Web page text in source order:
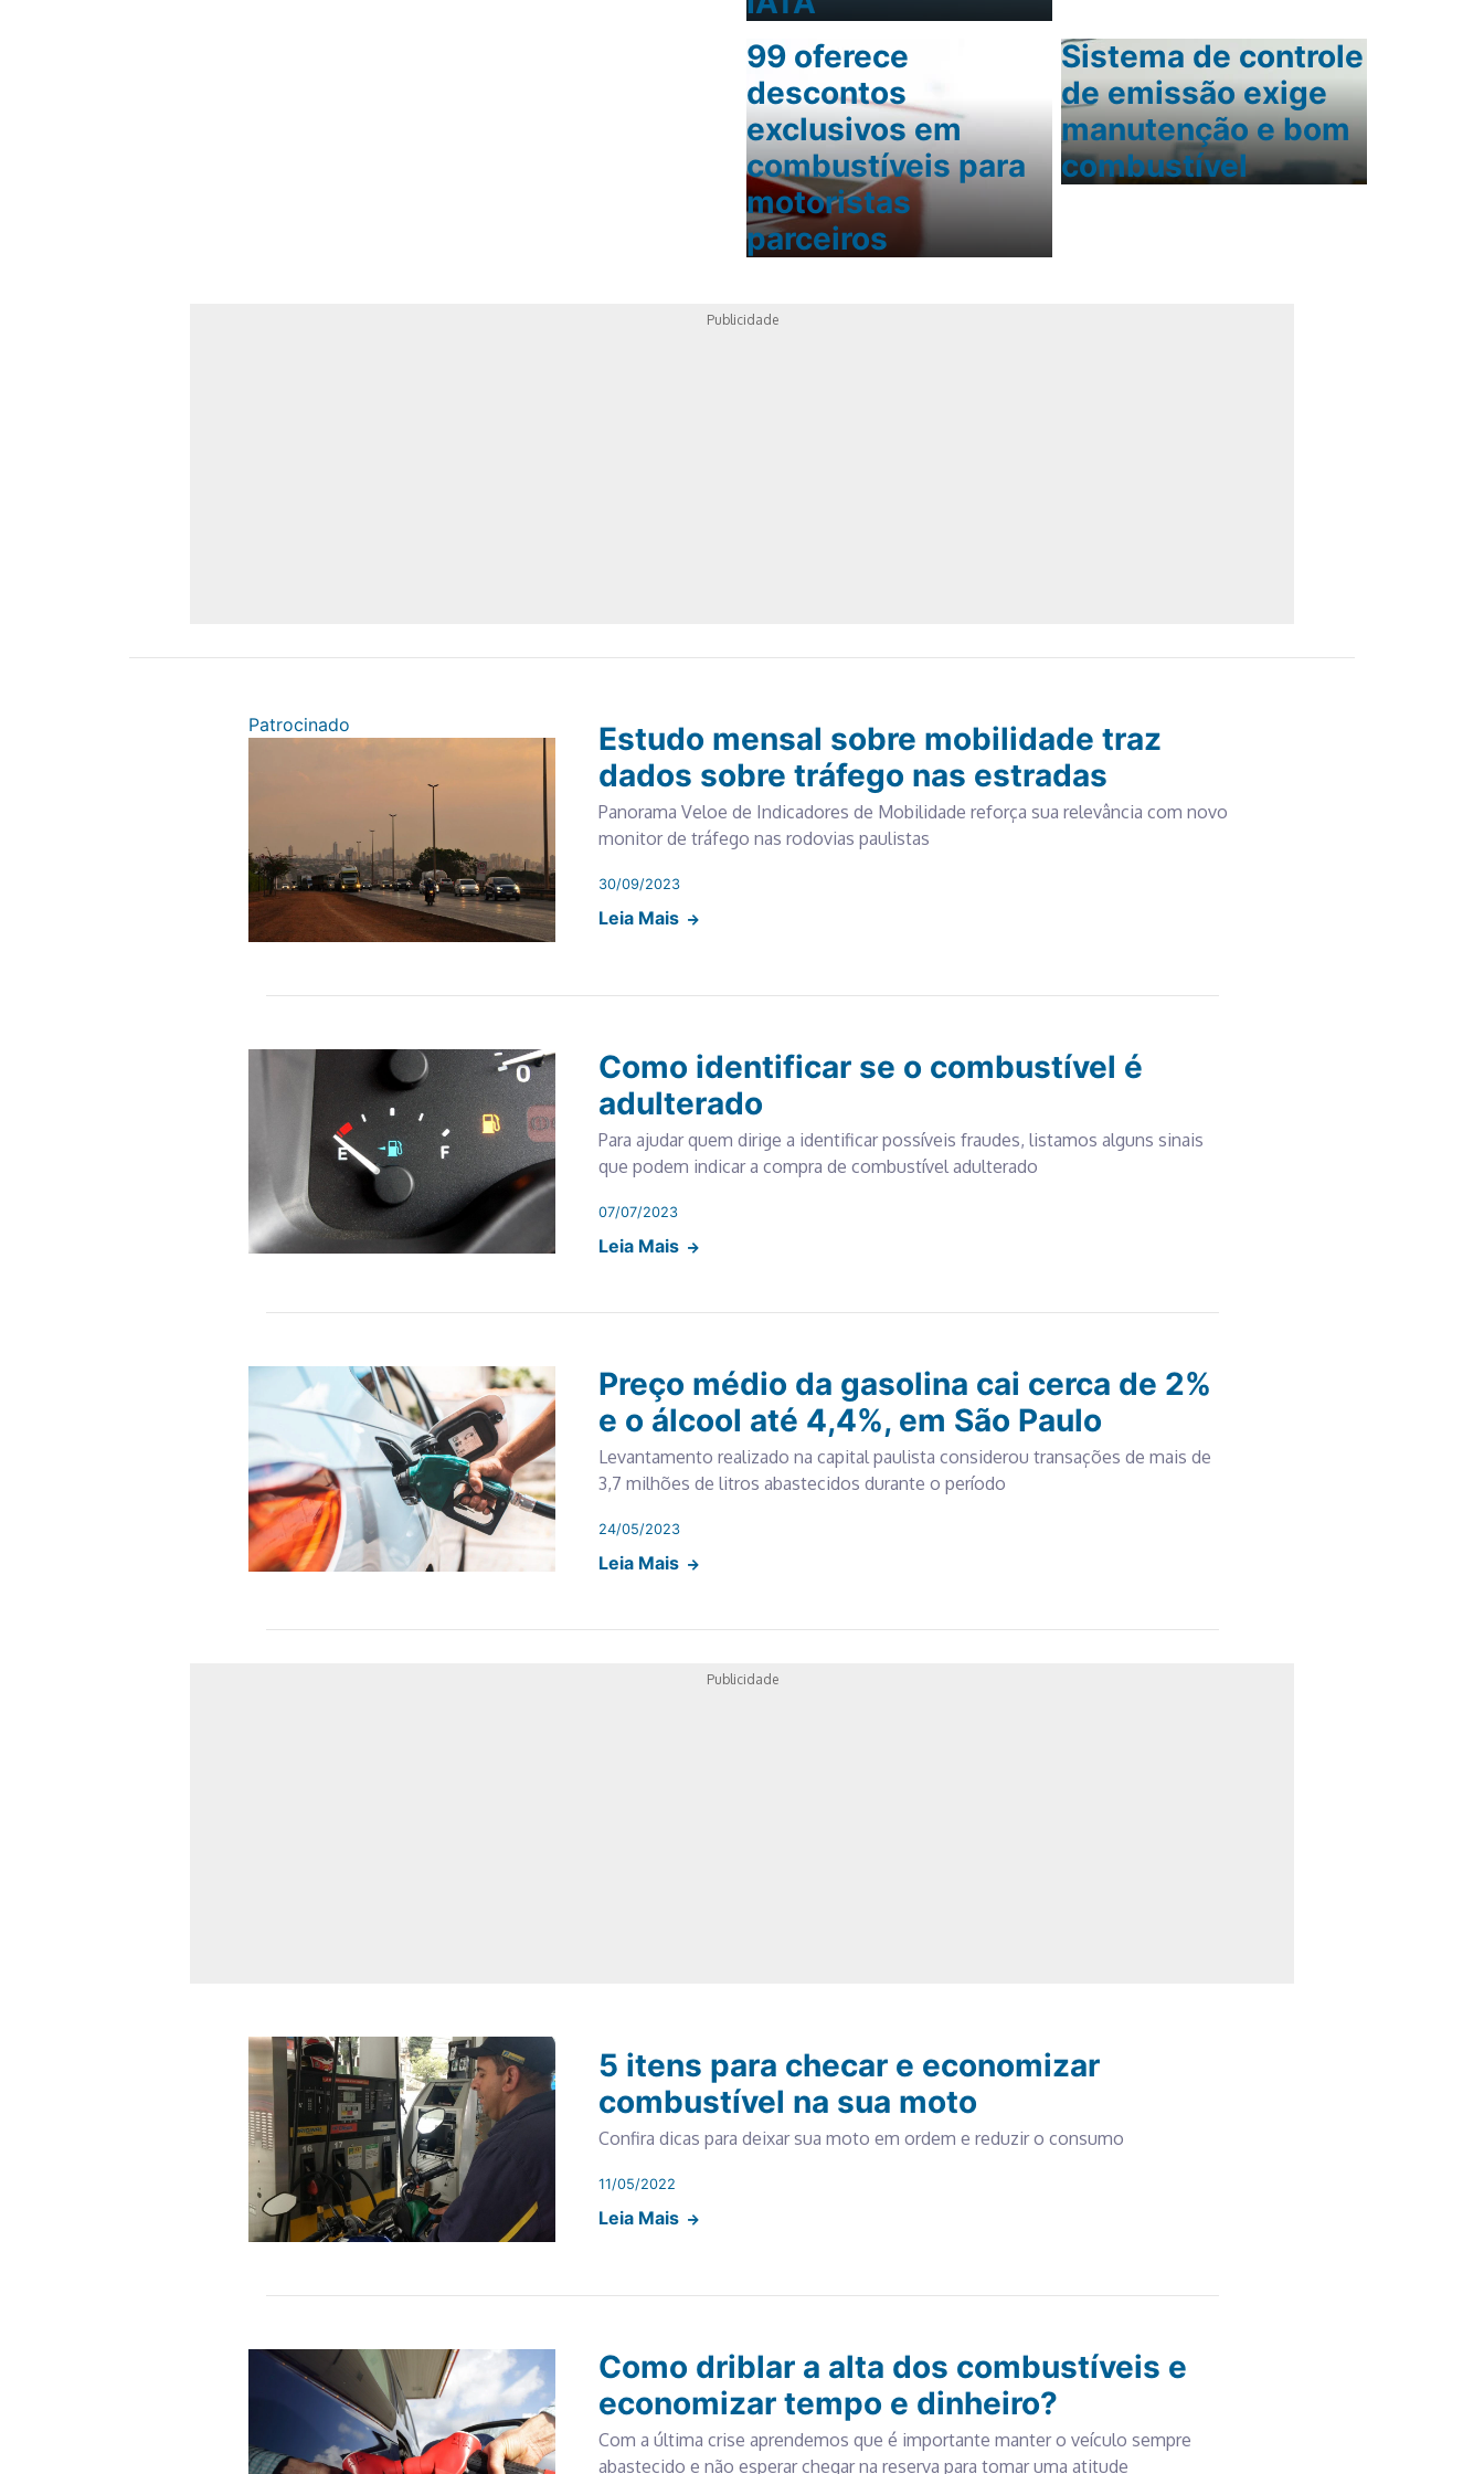
99 oferece
descontos
exclusivos em
combustíveis para
motoristas
parceiros
Sistema de controle
de emissão exige
manutenção e bom
combustível
Publicidade
Patrocinado
Estudo mensal sobre mobilidade traz
dados sobre tráfego nas estradas
Panorama Veloe de Indicadores de Mobilidade reforça sua relevância com novo
monitor de tráfego nas rodovias paulistas
30/09/2023
Leia Mais
Como identificar se o combustível é
adulterado
Para ajudar quem dirige a identificar possíveis fraudes, listamos alguns sinais
que podem indicar a compra de combustível adulterado
07/07/2023
Leia Mais
Preço médio da gasolina cai cerca de 2%
e o álcool até 4,4%, em São Paulo
Levantamento realizado na capital paulista considerou transações de mais de
3,7 milhões de litros abastecidos durante o período
24/05/2023
Leia Mais
Publicidade
5 itens para checar e economizar
combustível na sua moto
Confira dicas para deixar sua moto em ordem e reduzir o consumo
11/05/2022
Leia Mais
Como driblar a alta dos combustíveis e
economizar tempo e dinheiro?
Com a última crise aprendemos que é importante manter o veículo sempre
abastecido e não esperar chegar na reserva para tomar uma atitude